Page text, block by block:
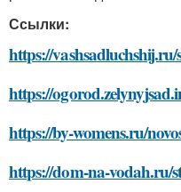
Ссылки:
https://
https://
https://by-womens.ru/
https://dom-na-vodah.ru/